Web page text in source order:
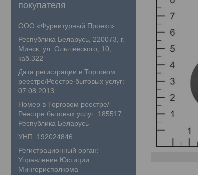
покупателя
ООО «Фурнитурный Проект»
Республика Беларусь, 220073, г.
Минск, ул. Ольшевского, 10,
каб.322
Дата регистрации в Торговом
реестре/Реестре бытовых услуг:
07.08.2013
Номер в Торговом реестре/
Реестре бытовых услуг: 185517,
Республика Беларусь
УНП: 192024846
Регистрационный орган:
Управление Юстиции
Мингорисполкома